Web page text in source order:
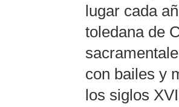
lugar cada
toledana de
con bailes y
los siglos